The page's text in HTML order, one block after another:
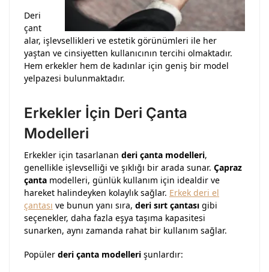
Deri
çant
alar, işlevsellikleri ve estetik görünümleri ile her
yaştan ve cinsiyetten kullanıcının tercihi olmaktadır.
Hem erkekler hem de kadınlar için geniş bir model
yelpazesi bulunmaktadır.
Erkekler İçin Deri Çanta
Modelleri
Erkekler için tasarlanan deri çanta modelleri,
genellikle işlevselliği ve şıklığı bir arada sunar. Çapraz
çanta modelleri, günlük kullanım için idealdir ve
hareket halindeyken kolaylık sağlar. Erkek deri el
çantası ve bunun yanı sıra, deri sırt çantası gibi
seçenekler, daha fazla eşya taşıma kapasitesi
sunarken, aynı zamanda rahat bir kullanım sağlar.
Popüler deri çanta modelleri şunlardır: